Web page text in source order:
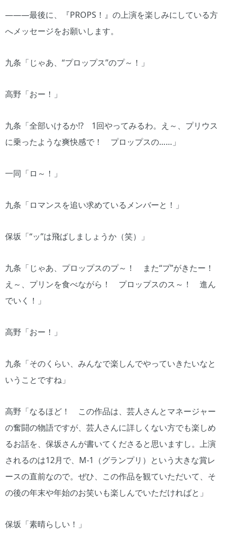
―――最後に、『PROPS！』の上演を楽しみにしている方
へメッセージをお願いします。
九条「じゃあ、“プロップス”のプ～！」
高野「おー！」
九条「全部いけるか!? 1回やってみるわ。え～、プリウス
に乗ったような爽快感で！ プロップスの……」
一同「ロ～！」
九条「ロマンスを追い求めているメンバーと！」
保坂「“ッ”は飛ばしましょうか（笑）」
九条「じゃあ、プロップスのプ～！ また“プ”がきたー！
え～、プリンを食べながら！ プロップスのス～！ 進ん
でいく！」
高野「おー！」
九条「そのくらい、みんなで楽しんでやっていきたいなと
いうことですね」
高野「なるほど！ この作品は、芸人さんとマネージャー
の奮闘の物語ですが、芸人さんに詳しくない方でも楽しめ
るお話を、保坂さんが書いてくださると思いますし。上演
されるのは12月で、M-1（グランプリ）という大きな賞レ
ースの直前なので。ぜひ、この作品を観ていただいて、そ
の後の年末や年始のお笑いも楽しんでいただければと」
保坂「素晴らしい！」